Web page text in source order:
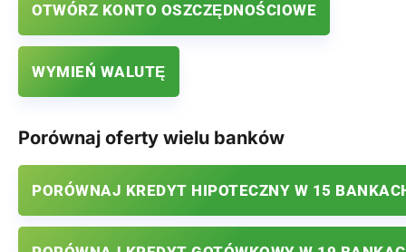
OTWÓRZ KONTO OSZCZĘDNOŚCIOWE
WYMIEŃ WALUTĘ
Porównaj oferty wielu banków
PORÓWNAJ KREDYT HIPOTECZNY W 15